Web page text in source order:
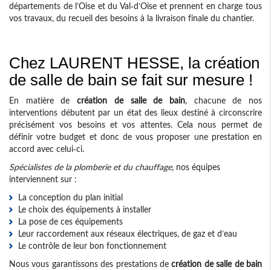
départements de l’Oise et du Val-d’Oise et prennent en charge tous
vos travaux, du recueil des besoins à la livraison finale du chantier.
Chez LAURENT HESSE, la création
de salle de bain se fait sur mesure !
En matière decréation de salle de bain, chacune de nos
interventions débutent par un état des lieux destiné à circonscrire
précisément vos besoins et vos attentes. Cela nous permet de
définir votre budget et donc de vous proposer une prestation en
accord avec celui-ci.
Spécialistes de la plomberie et du chauffage, nos équipes
interviennent sur :
La conception du plan initial
Le choix des équipements à installer
La pose de ces équipements
Leur raccordement aux réseaux électriques, de gaz et d’eau
Le contrôle de leur bon fonctionnement
Nous vous garantissons des prestations decréation de salle de bain